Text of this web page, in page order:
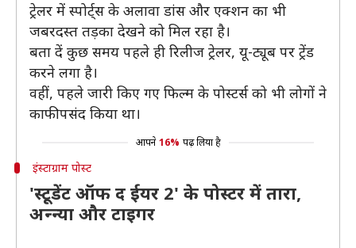
ट्रेलर में स्पोर्ट्स के अलावा डांस और एक्शन का भी
जबरदस्त तड़का देखने को मिल रहा है।
बता दें कुछ समय पहले ही रिलीज ट्रेलर, यू-ट्यूब पर ट्रेंड
करने लगा है।
वहीं, पहले जारी किए गए फिल्म के पोस्टर्स को भी लोगों ने
काफी पसंद किया था।
आपने 16% पढ़ लिया है
इंस्टाग्राम पोस्ट
'स्टूडेंट ऑफ द ईयर 2' के पोस्टर में तारा,
अन्न्या और टाइगर